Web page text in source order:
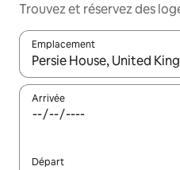
Trouvez et réservez des
Emplacement
Quand les résultats sont
Arrivée
Départ